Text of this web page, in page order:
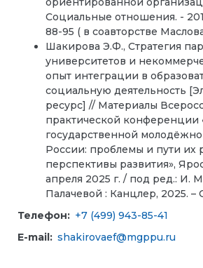
Социальные отношения. -
88-95 ( в соавторстве
Шакирова Э.Ф., Стратегия
университетов и
опыт интеграции в
социальную деятельность
ресурс] // Материалы
практической конференции
государственной
России: проблемы и пути их
перспективы развития»,
апреля 2025 г. / под ред.: И.
Палачевой : Канцлер, 2025. –
Телефон: +7 (499) 943-85-41
E-mail: shakirovaef@mgppu.ru